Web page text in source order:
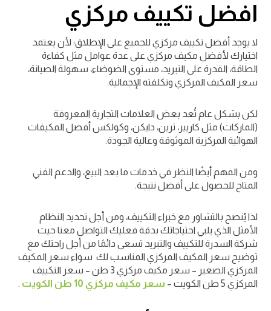
افضل تكييف مركزي
لا يوجد أفضل تكييف مركزي للجميع على الإطلاق؛ لأن يعتمد
اختيارك لأفضل مكيف مركزي على عدة عوامل مثل كفاءة
الطاقة، القدرة على التبريد، مستوى الضوضاء، سهولة الصيانة،
سعر المكيف المركزي وتكلفته الإجمالية.
لكن بشكل عام تُعد بعض العلامات التجارية المعروفة
(الماركات) مثل كاريير، ترين، دايكن، وكولكس أفضل المكيفات
الهوائية المركزية الموثوقة وعالية الجودة.
ومن المهم أيضًا النظر في خدمات ما بعد البيع، والدعم الفني
المتاح للحصول على أفضل نتيجة.
لذا يُنصح بالتشاور مع خبراء التكييف، ومن أجل تحديد النظام
الأمثل الذي يلبي احتياجاتك بدقة فعليك التواصل معنا حيث
شركة السدرة للتكييف والتبريد تسعى دائمًا من أجل راحتك مع
توضيح سعر المكيف المركزي المناسب لك سواء سعر المكيف
المركزي الصغير – سعر مكيف مركزي 3 طن – سعر التكييف
المركزي 5 طن الكويت –
سعر مكيف مركزي 10 طن الكويت .